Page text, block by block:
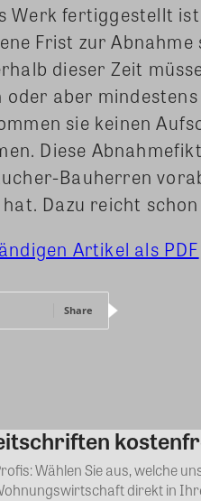
Werk fertiggestellt
Frist zur Abnahme
dieser Zeit
oder aber
sie keinen
Diese
Bauherren
Dazu reicht
Artikel als PDF
Share
Wählen Sie aus, welche
direkt in